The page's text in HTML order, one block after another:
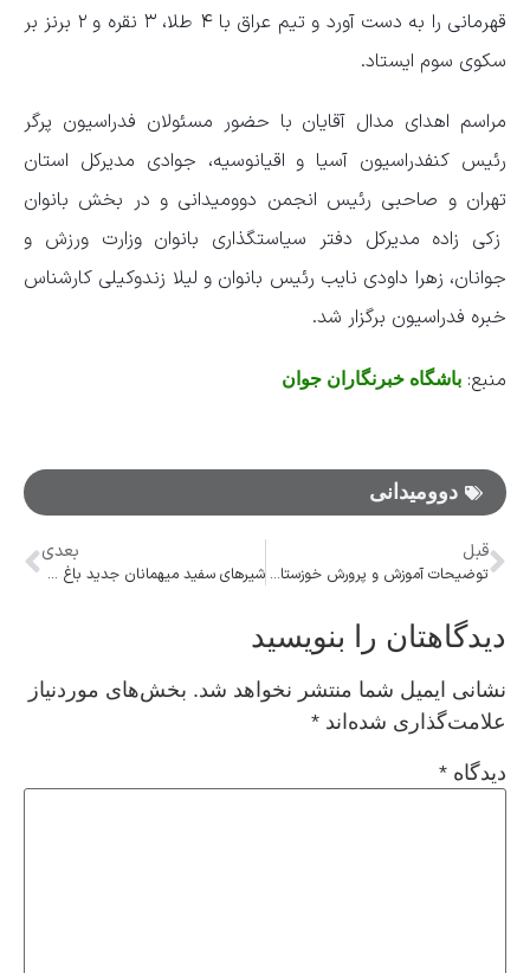
قهرمانی را به دست آورد و تیم عراق با ۴ طلا، ۳ نقره و ۲ برنز بر
سکوی سوم ایستاد.
مراسم اهدای مدال آقایان با حضور مسئولان فدراسیون پرگر
رئیس کنفدراسیون آسیا و اقیانوسیه، جوادی مدیرکل استان
تهران و صاحبی رئیس انجمن دوومیدانی و در بخش بانوان
زکی زاده مدیرکل دفتر سیاستگذاری بانوان وزارت ورزش و
جوانان، زهرا داودی نایب رئیس بانوان و لیلا زندوکیلی کارشناس
خبره فدراسیون برگزار شد.
منبع: باشگاه خبرنگاران جوان
دوومیدانی
قبل
توضیحات آموزش و پرورش خوزستان در خصوص مسمومیت تعدادی از دانش‌آموزان ایذه
بعدی
شیر‌های سفید میهمانان جدید باغ وحش ارم سبز
دیدگاهتان را بنویسید
نشانی ایمیل شما منتشر نخواهد شد. بخش‌های موردنیاز
علامت‌گذاری شده‌اند *
دیدگاه *